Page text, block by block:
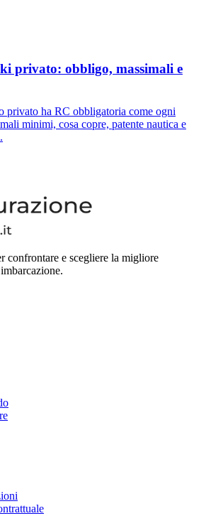
privato: obbligo, massimali e
privato ha RC obbligatoria come ogni
minimi, cosa copre, patente nautica e
confrontare e scegliere la migliore